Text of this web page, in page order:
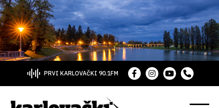
PRVI KARLOVAČKI 90.1FM